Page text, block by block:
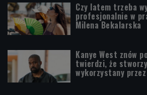
Czy latem trzeba
profesjonalnie w
Milena Bekalarska
Kanye West znów
twierdzi, że
wykorzystany